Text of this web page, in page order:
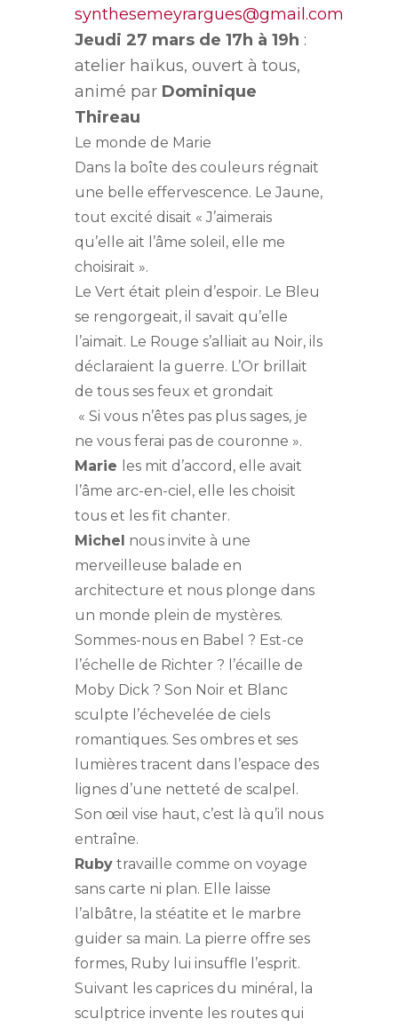
synthesemeyrargues@gmail.com
Jeudi 27 mars de 17h à 19h :
atelier haïkus, ouvert à tous,
animé par Dominique
Thireau
Le monde de Marie
Dans la boîte des couleurs régnait
une belle effervescence. Le Jaune,
tout excité disait « J’aimerais
qu’elle ait l’âme soleil, elle me
choisirait ».
Le Vert était plein d’espoir. Le Bleu
se rengorgeait, il savait qu’elle
l’aimait. Le Rouge s’alliait au Noir, ils
déclaraient la guerre. L’Or brillait
de tous ses feux et grondait
« Si vous n’êtes pas plus sages, je
ne vous ferai pas de couronne ».
Marie
les mit d’accord, elle avait
l’âme arc-en-ciel, elle les choisit
tous et les fit chanter.
Michel nous invite à une
merveilleuse balade en
architecture et nous plonge dans
un monde plein de mystères.
Sommes-nous en Babel ? Est-ce
l’échelle de Richter ? l’écaille de
Moby Dick ? Son Noir et Blanc
sculpte l’échevelée de ciels
romantiques. Ses ombres et ses
lumières tracent dans l’espace des
lignes d’une netteté de scalpel.
Son œil vise haut, c’est là qu’il nous
entraîne.
Ruby travaille comme on voyage
sans carte ni plan. Elle laisse
l’albâtre, la stéatite et le marbre
guider sa main. La pierre offre ses
formes, Ruby lui insuffle l’esprit.
Suivant les caprices du minéral, la
sculptrice invente les routes qui